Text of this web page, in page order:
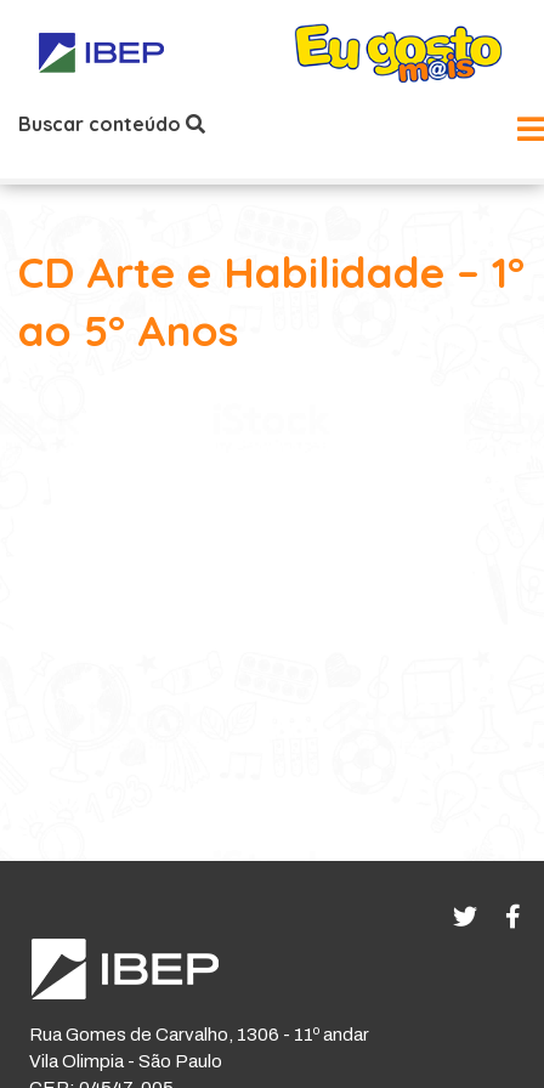
Buscar conteúdo
CD Arte e Habilidade – 1°
ao 5° Anos
Rua Gomes de Carvalho, 1306 - 11º andar
Vila Olimpia - São Paulo